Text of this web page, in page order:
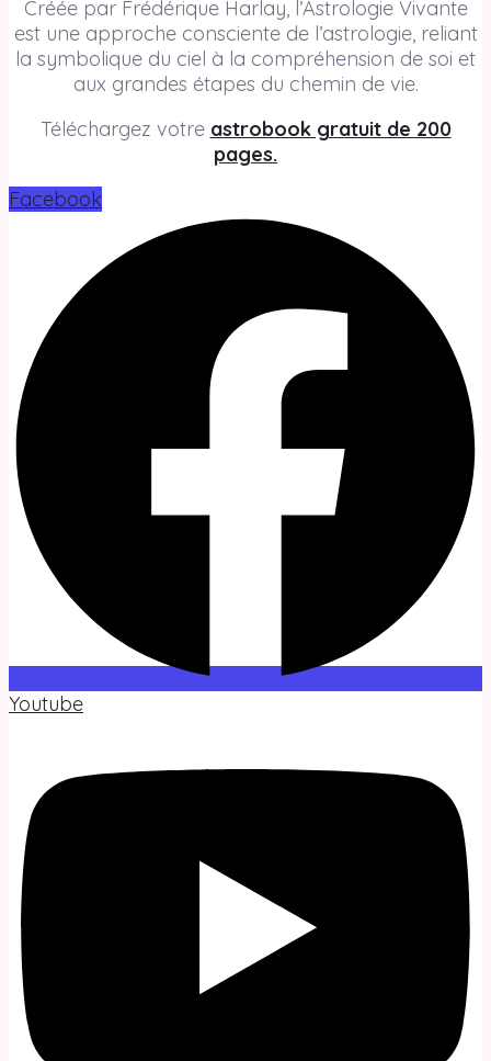
Créée par Frédérique Harlay, l’Astrologie Vivante
est une approche consciente de l’astrologie, reliant
la symbolique du ciel à la compréhension de soi et
aux grandes étapes du chemin de vie.
Téléchargez votre astrobook gratuit de 200
pages.
Facebook
Youtube